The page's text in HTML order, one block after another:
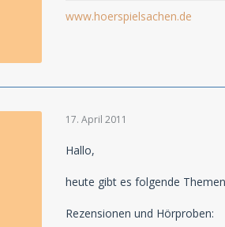
www.hoerspielsachen.de
17. April 2011
Hallo,
heute gibt es folgende
Rezensionen und Hörproben: